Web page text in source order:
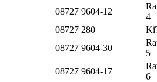
08727 9604-12
4
08727 280
08727 9604-30
5
08727 9604-17
6